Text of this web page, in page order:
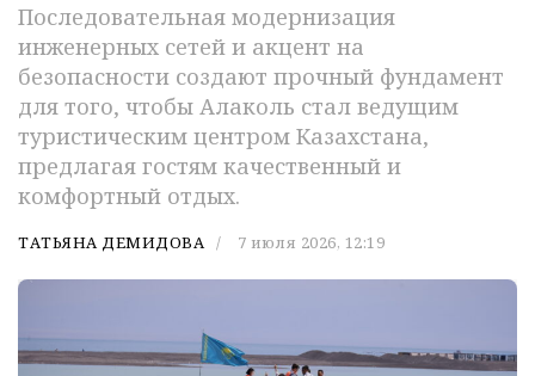
Последовательная модернизация
инженерных сетей и акцент на
безопасности создают прочный фундамент
для того, чтобы Алаколь стал ведущим
туристическим центром Казахстана,
предлагая гостям качественный и
комфортный отдых.
ТАТЬЯНА ДЕМИДОВА 7 июля 2026, 12:19